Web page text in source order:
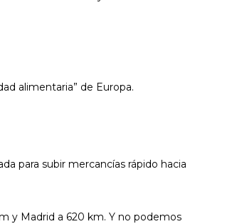
alimentaria” de Europa.
para subir mercancías rápido hacia
y Madrid a 620 km. Y no podemos